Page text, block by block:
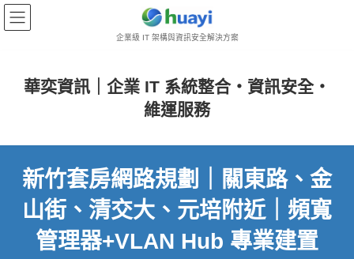
Skip
to
Skip
to
企業級 IT 架構與資訊安全解決方案
華奕資訊｜企業 IT 系統整合・資訊安全・
維運服務
新竹套房網路規劃｜關東路、金
山街、清交大、元培附近｜頻寬
管理器+VLAN Hub 專業建置